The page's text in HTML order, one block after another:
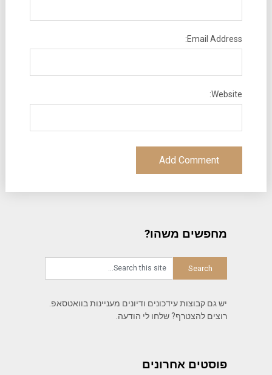
Email Address:
Website:
מחפשים משהו?
יש גם קבוצות עידכונים ודיונים מעניינות בוואטסאפ.
רוצים להצטרף? שלחו לי הודעה.
פוסטים אחרונים